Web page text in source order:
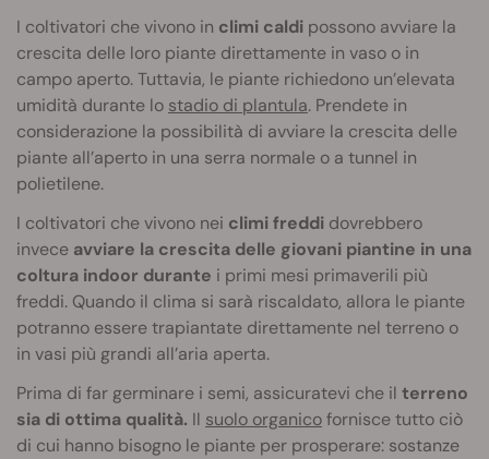
I coltivatori che vivono in climi caldi possono avviare la
crescita delle loro piante direttamente in vaso o in
campo aperto. Tuttavia, le piante richiedono un’elevata
umidità durante lo stadio di plantula. Prendete in
considerazione la possibilità di avviare la crescita delle
piante all’aperto in una serra normale o a tunnel in
polietilene.
I coltivatori che vivono nei climi freddi dovrebbero
invece avviare la crescita delle giovani piantine in una
coltura indoor durante i primi mesi primaverili più
freddi. Quando il clima si sarà riscaldato, allora le piante
potranno essere trapiantate direttamente nel terreno o
in vasi più grandi all’aria aperta.
Prima di far germinare i semi, assicuratevi che il terreno
sia di ottima qualità. Il suolo organicofornisce tutto ciò
di cui hanno bisogno le piante per prosperare: sostanze